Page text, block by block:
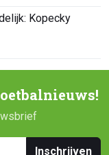
Kopecky
Inschrijven